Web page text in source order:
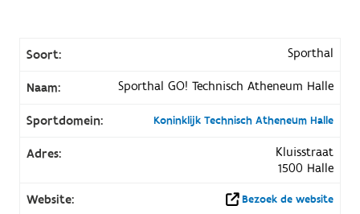
Soort: Sporthal
Naam: Sporthal GO! Technisch Atheneum Halle
Sportdomein: Koninklijk Technisch Atheneum Halle
Adres:
Kluisstraat
1500 Halle
Website:
Bezoek de website